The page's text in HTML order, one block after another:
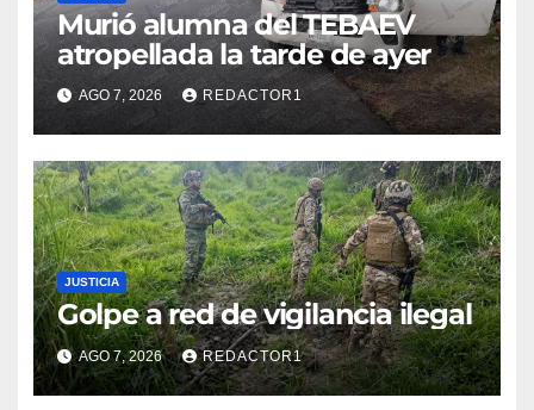
Murió alumna del TEBAEV
atropellada la tarde de ayer
AGO 7, 2026 REDACTOR1
JUSTICIA
Golpe a red de vigilancia ilegal
AGO 7, 2026 REDACTOR1